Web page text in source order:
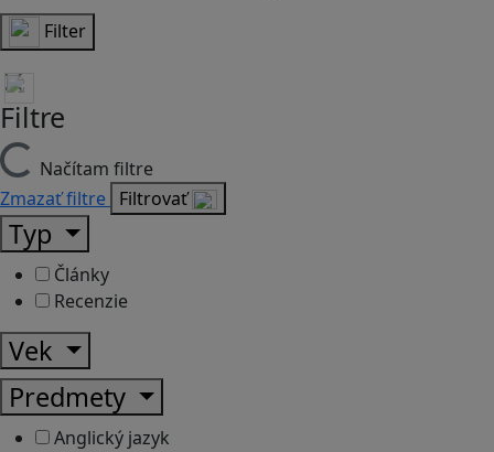
Filter
Filtre
Načítam filtre
Zmazať filtre Filtrovať
Typ
Články
Recenzie
Vek
Predmety
Anglický jazyk